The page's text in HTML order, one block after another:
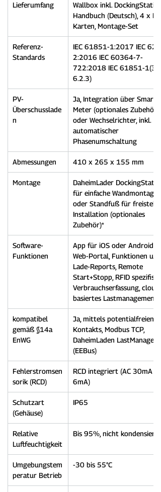
Lieferumfang
Wallbox inkl. DockingStation,
Handbuch (Deutsch), 4 x
Karten, Montage-Set
Referenz-
Standards
IEC 61851-1:2017 IEC
2:2016 IEC 60364-7-
722:2018 IEC 61851-
6.2.3)
PV-
Überschusslade
n
Ja, Integration über Smart
Meter (optionales Zubehör)
oder Wechselrichter, inkl.
automatischer
Phasenumschaltung
Abmessungen 410 x 265 x 155 mm
Montage
DaheimLader
für einfache Wandmontage
oder Standfuß für
Installation (optionales
Zubehör)*
Software-
Funktionen
App für iOS oder Android &
Web-Portal, Funktionen u.a.
Lade-Reports, Remote
Start+Stopp, RFID
Verbrauchserfassung, cloud-
basiertes Lastmanagement
kompatibel
gemäß §14a
EnWG
Ja, mittels potentialfreien
Kontakts, Modbus TCP,
DaheimLaden LastManager
(EEBus)
Fehlerstromsen
sorik (RCD)
RCD integriert (AC 30mA /
6mA)
Schutzart
(Gehäuse)
IP65
Relative
Luftfeuchtigkeit
Bis 95%, nicht
Umgebungstem
peratur Betrieb
-30 bis 55°C